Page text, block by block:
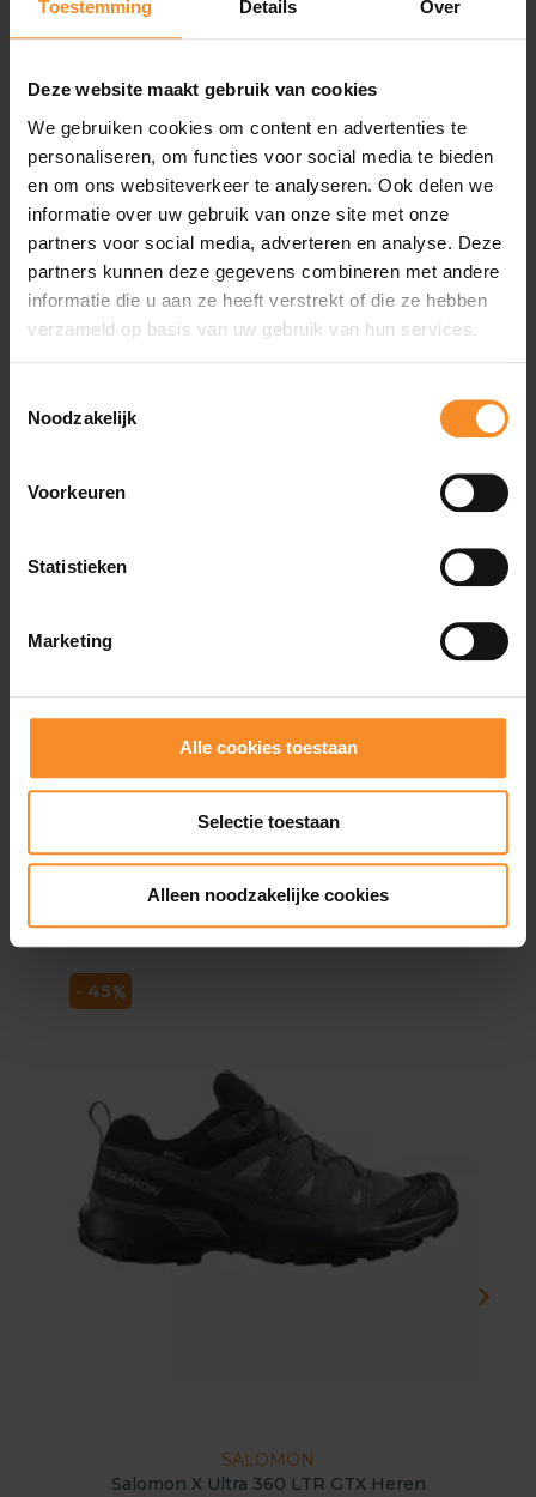
Toestemming Details Over
Deze website maakt gebruik van cookies
We gebruiken cookies om content en advertenties te
personaliseren, om functies voor social media te bieden
en om ons websiteverkeer te analyseren. Ook delen we
informatie over uw gebruik van onze site met onze
partners voor social media, adverteren en analyse. Deze
partners kunnen deze gegevens combineren met andere
informatie die u aan ze heeft verstrekt of die ze hebben
verzameld op basis van uw gebruik van hun services.
Noodzakelijk
Voorkeuren
Statistieken
Marketing
Alle cookies toestaan
Selectie toestaan
Alleen noodzakelijke cookies
Specificaties
Demping |
De FF BLAST PLUS ECO geeft een beschermende
demping.
Deze schoen is geschikt voor lopers met een neutraal
Drop |8mm
Waterafstotend
Gebruik |Trail running, active walking
SALOMON
Salomon X Ultra 360 LTR GTX Heren
- 45